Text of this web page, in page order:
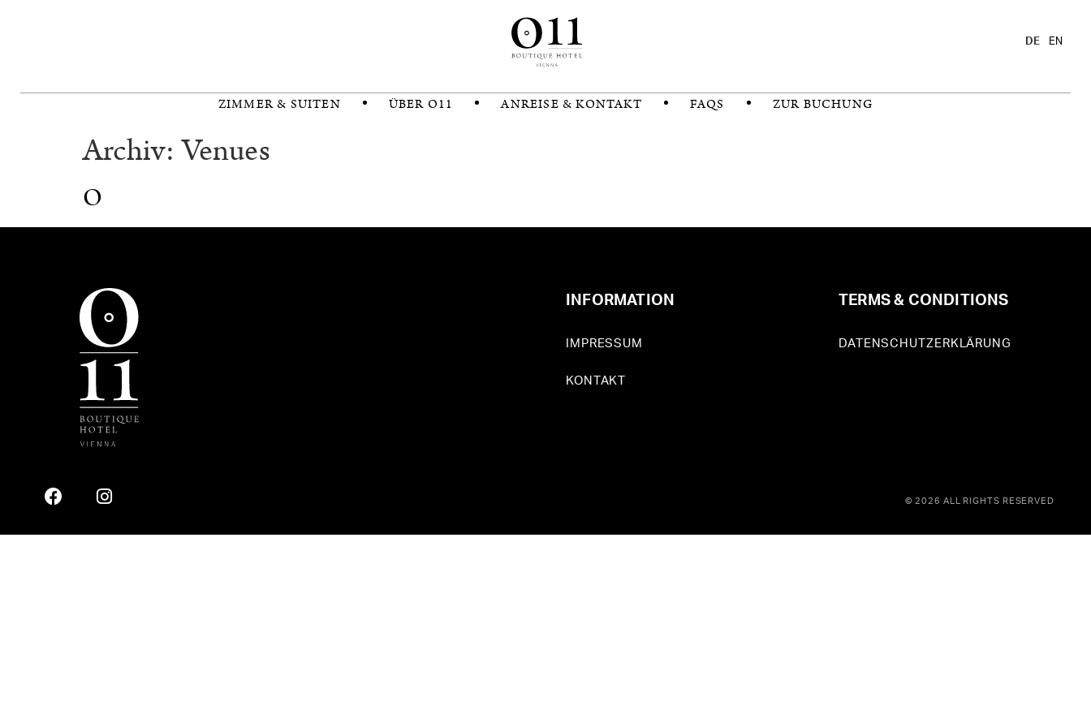
DE EN
ZIMMER & SUITEN ÜBER O11 ANREISE & KONTAKT FAQS ZUR BUCHUNG
Archiv:Venues
O
INFORMATION
IMPRESSUM
KONTAKT
TERMS & CONDITIONS
DATENSCHUTZERKLÄRUNG
© 2026 ALL RIGHTS RESERVED